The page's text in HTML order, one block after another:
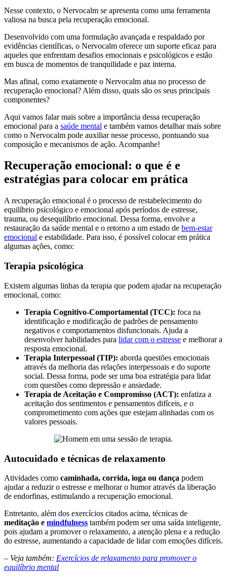
Nesse contexto, o Nervocalm se apresenta como uma ferramenta
valiosa na busca pela recuperação emocional.
Desenvolvido com uma formulação avançada e respaldado por
evidências científicas, o Nervocalm oferece um suporte eficaz para
aqueles que enfrentam desafios emocionais e psicológicos e estão
em busca de momentos de tranquilidade e paz interna.
Mas afinal, como exatamente o Nervocalm atua no processo de
recuperação emocional? Além disso, quais são os seus principais
componentes?
Aqui vamos falar mais sobre a importância dessa recuperação
emocional para a saúde mental e também vamos detalhar mais sobre
como o Nervocalm pode auxiliar nesse processo, pontuando sua
composição e mecanismos de ação. Acompanhe!
Recuperação emocional: o que é e
estratégias para colocar em prática
A recuperação emocional é o processo de restabelecimento do
equilíbrio psicológico e emocional após períodos de estresse,
trauma, ou desequilíbrio emocional. Dessa forma, envolve a
restauração da saúde mental e o retorno a um estado de bem-estar
emocional e estabilidade. Para isso, é possível colocar em prática
algumas ações, como:
Terapia psicológica
Existem algumas linhas da terapia que podem ajudar na recuperação
emocional, como:
Terapia Cognitivo-Comportamental (TCC): foca na
identificação e modificação de padrões de pensamento
negativos e comportamentos disfuncionais. Ajuda a
desenvolver habilidades para lidar com o estresse e melhorar a
resposta emocional.
Terapia Interpessoal (TIP): aborda questões emocionais
através da melhoria das relações interpessoais e do suporte
social. Dessa forma, pode ser uma boa estratégia para lidar
com questões como depressão e ansiedade.
Terapia de Aceitação e Compromisso (ACT): enfatiza a
aceitação dos sentimentos e pensamentos difíceis, e o
comprometimento com ações que estejam alinhadas com os
valores pessoais.
Autocuidado e técnicas de relaxamento
Atividades como caminhada, corrida, ioga ou dança podem
ajudar a reduzir o estresse e melhorar o humor através da liberação
de endorfinas, estimulando a recuperação emocional.
Entretanto, além dos exercícios citados acima, técnicas de
meditação e mindfulness também podem ser uma saída inteligente,
pois ajudam a promover o relaxamento, a atenção plena e a redução
do estresse, aumentando a capacidade de lidar com emoções difíceis.
– Veja também: Exercícios de relaxamento para promover o
equilíbrio mental